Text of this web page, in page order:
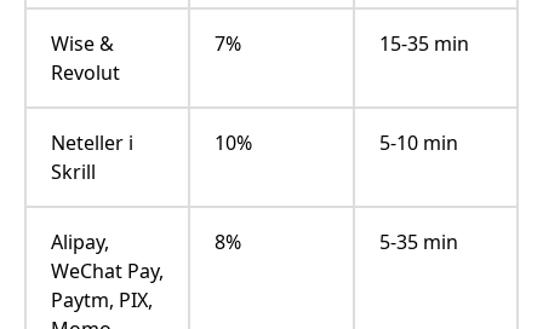
Wise &
Revolut
7% 15-35 min
Neteller i
Skrill
10% 5-10 min
Alipay,
WeChat Pay,
Paytm, PIX,
8% 5-35 min